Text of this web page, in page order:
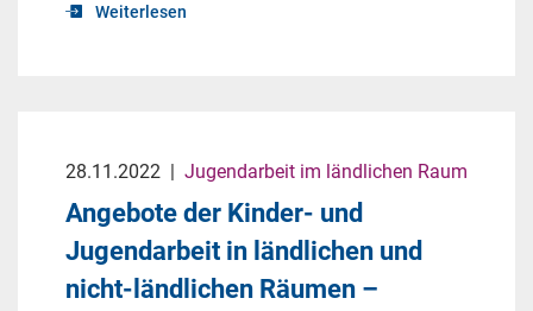
Weiterlesen
28.11.2022 | Jugendarbeit im ländlichen Raum
Angebote der Kinder- und
Jugendarbeit in ländlichen und
nicht-ländlichen Räumen –